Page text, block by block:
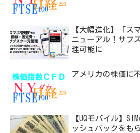
【大幅進化】「ス
ニューアル！サブ
理可能に
アメリカの株価に
【UQモバイル】
ッシュバックをも